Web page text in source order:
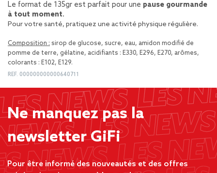
Le format de 135gr est parfait pour une pause gourmande
à tout moment.
Pour votre santé, pratiquez une activité physique régulière.
Composition : sirop de glucose, sucre, eau, amidon modifié de
pomme de terre, gélatine, acidifiants : E330, E296, E270, arômes,
colorants : E102, E129.
REF. 000000000000640711
Ne manquez pas la
newsletter GiFi
Pour être informé des nouveautés et des offres